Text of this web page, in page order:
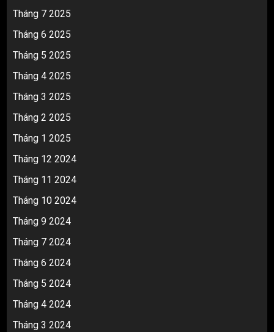
Tháng 7 2025
Tháng 6 2025
Tháng 5 2025
Tháng 4 2025
Tháng 3 2025
Tháng 2 2025
Tháng 1 2025
Tháng 12 2024
Tháng 11 2024
Tháng 10 2024
Tháng 9 2024
Tháng 7 2024
Tháng 6 2024
Tháng 5 2024
Tháng 4 2024
Tháng 3 2024